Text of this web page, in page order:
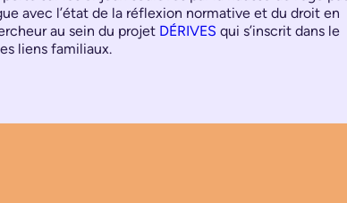
avec l’état de la réflexion normative et du droit en
au sein du projet DÉRIVES qui s’inscrit dans le
liens familiaux.